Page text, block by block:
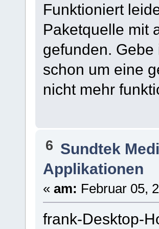
Funktioniert
Paketquelle mit
gefunden.
schon um eine
nicht mehr
6 Sundtek
Applikationen
« am: Februar 05,
frank-Desktop-